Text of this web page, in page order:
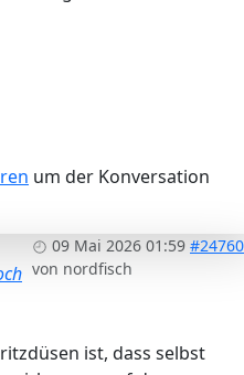
um der Konversation
09 Mai 2026 01:59 #24760
von nordfisch
ist, dass selbst